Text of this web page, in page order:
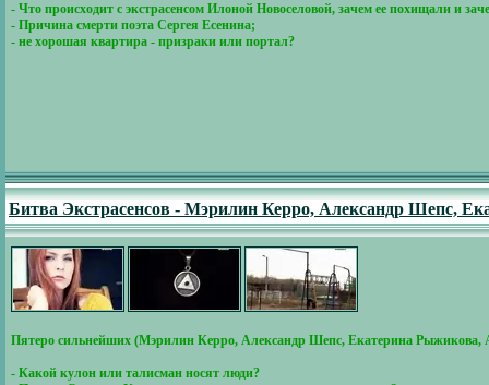
- Что происходит с экстрасенсом Илоной Новоселовой, зачем ее похищали и
- Причина смерти поэта Сергея Есенина;
- не хорошая квартира - призраки или портал?
Битва Экстрасенсов - Мэрилин Керро, Александр Шепс,
Пятеро сильнейших (Мэрилин Керро, Александр Шепс, Екатерина Рыжикова,
- Какой кулон или талисман носят люди?